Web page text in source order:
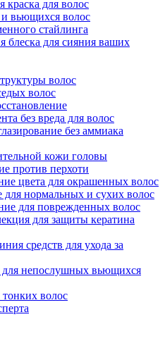
краска для волос
вьющихся волос
стайлинга
блеска для сияния ваших
волос
волос
без вреда для волос
без аммиака
кожи головы
против перхоти
цвета для окрашенных волос
для нормальных и сухих волос
для поврежденных волос
для защиты кератина
средств для ухода за
для непослушных вьющихся
волос